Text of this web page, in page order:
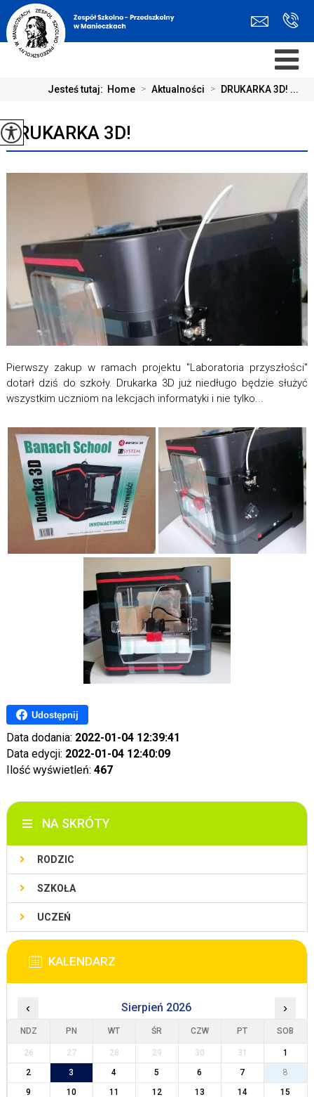
Jesteś tutaj: Home > Aktualności > DRUKARKA 3D! ...
DRUKARKA 3D!
Pierwszy zakup w ramach projektu "Laboratoria przyszłości"
dotarł dziś do szkoły. Drukarka 3D już niedługo będzie służyć
wszystkim uczniom na lekcjach informatyki i nie tylko...
Udostępnij
Data dodania: 2022-01-04 12:39:41
Data edycji: 2022-01-04 12:40:09
Ilość wyświetleń: 467
NA SKRÓTY
RODZIC
SZKOŁA
UCZEŃ
KALENDARZ
‹ Sierpień 2026 ›
NDZ PN WT ŚR CZW PT SOB
26 27 28 29 30 31
1
2
3 4 5 6 7
8
9
10 11 12 13 14
15